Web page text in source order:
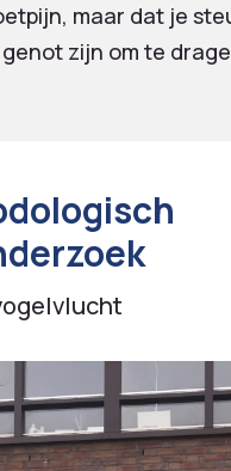
maar dat je
zijn om te